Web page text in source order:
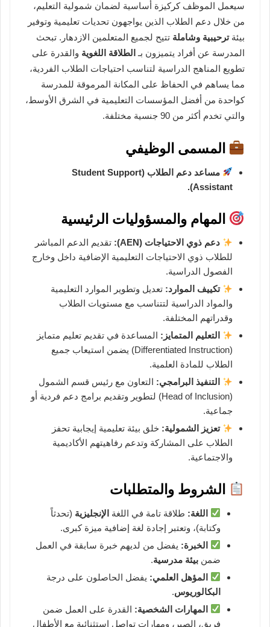
سيعمل الموظف كركيزة أساسية لضمان شمولية التعليم،
من خلال دعم الطلاب الذين يواجهون تحديات تعليمية وتوفير
بيئةترحيبية وشاملة تتيح لجميع المتعلمين الازدهار. تبحث
المدرسة عن أفراد يتميزون بـ الطلاقة اللغوية والقدرة على
تطويع المناهج الدراسية لتناسب احتياجات الطلاب الفردية،
مما يساهم في الحفاظ على المكانة المرموقة للمدرسة
كواحدة من أفضل المؤسسات التعليمية في الشرق الأوسط،
والتي تخدم أكثر من 90 جنسية مختلفة.
المسمى الوظيفي
مساعد دعم الطلاب (Student Support
Assistant).
المهام والمسؤوليات الرئيسية
دعم ذوي الاحتياجات (AEN):
تقديم الدعم المباشر
للطلاب ذوي الاحتياجات التعليمية الإضافية داخل وخارج
الفصول الدراسية.
تكييف الموارد: تعديل وتطوير الموارد التعليمية
والمواد الدراسية لتتناسب مع مستويات الطلاب
وقدراتهم المختلفة.
التعليم المتمايز: المساعدة في تقديم تعليم متمايز
(Differentiated Instruction) يضمن استيعاب جميع
الطلاب للمادة العلمية.
التنفيذ البرامجي: التعاون مع رئيس قسم الشمول
(Head of Inclusion) لتطوير وتقديم برامج دعم فردية أو
جماعية.
تعزيز الشمولية: خلق بيئة تعليمية إيجابية تحفز
الطلاب على المشاركة وتدعم رفاهيتهم الأكاديمية
والاجتماعية.
الشروط والمتطلبات
اللغة: طلاقة تامة في اللغة الإنجليزية (تحدثاً
وكتابة)، وتعتبر إجادة لغة إضافية ميزة كبرى.
الخبرة: يفضل من لديهم خبرة سابقة في العمل
ضمن بيئة مدرسية.
المؤهل العلمي: يفضل الحاصلون على درجة
البكالوريوس.
المهارات الشخصية: القدرة على العمل ضمن
فريق، الصبر، ومهارات تواصل استثنائية مع الأطفال